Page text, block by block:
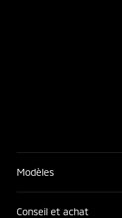
Modèles
Conseil et achat